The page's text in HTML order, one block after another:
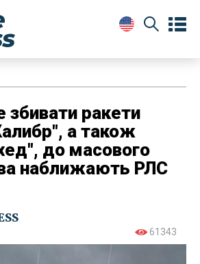
ракети
а також
до масового
наближають РЛС
61343